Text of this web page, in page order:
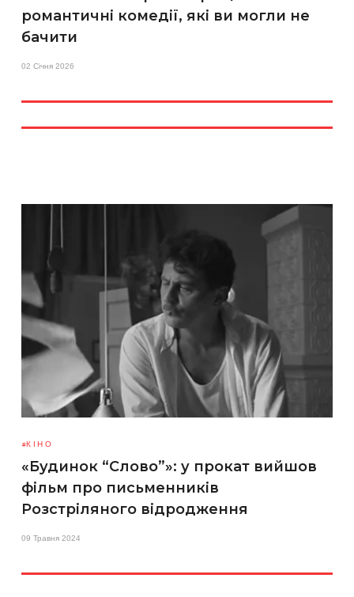
романтичні комедії, які ви могли не
бачити
02 Січня 2026
КІНО
«Будинок “Слово”»: у прокат вийшов
фільм про письменників
Розстріляного відродження
09 Травня 2024